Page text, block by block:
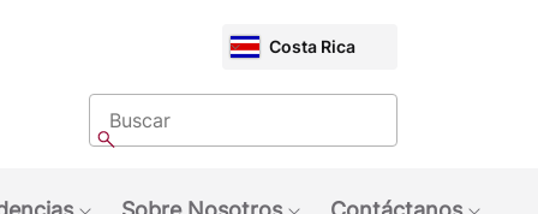
CHOOSE
MARKET
Costa Rica
Buscar
Buscar